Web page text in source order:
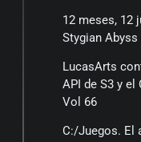
12 meses, 12
Stygian Abyss
LucasArts
API de S3 y el
Vol 66
C:/Juegos. El